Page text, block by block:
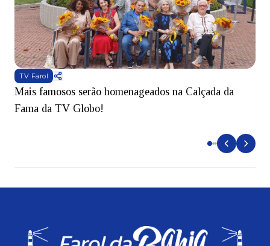
TV Farol
Mais famosos serão homenageados na Calçada da
Fama da TV Globo!